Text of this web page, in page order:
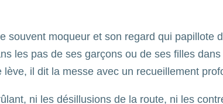
souvent moqueur et son regard qui papillote
les pas de ses garçons ou de ses filles
il dit la messe avec un recueillement
ni les désillusions de la route, ni les